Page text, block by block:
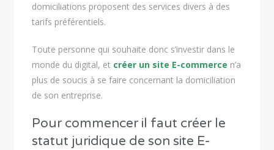
domiciliations proposent des services divers à des
tarifs préférentiels.
Toute personne qui souhaite donc s’investir dans le
monde du digital, et créer un site E-commerce n’a
plus de soucis à se faire concernant la domiciliation
de son entreprise.
Pour commencer il faut créer le
statut juridique de son site E-